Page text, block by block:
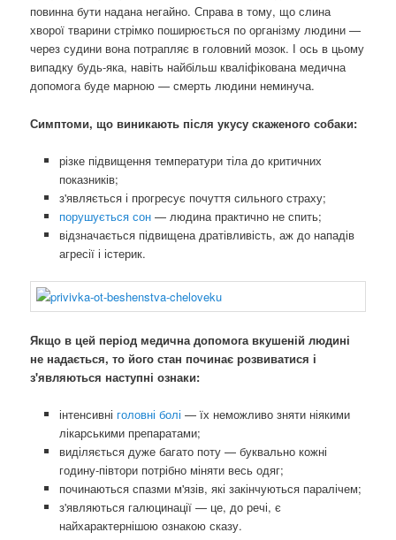
повинна бути надана негайно. Справа в тому, що слина
хворої тварини стрімко поширюється по організму людини —
через судини вона потрапляє в головний мозок. І ось в цьому
випадку будь-яка, навіть найбільш кваліфікована медична
допомога буде марною — смерть людини неминуча.
Симптоми, що виникають після укусу скаженого собаки:
різке підвищення температури тіла до критичних
показників;
з'являється і прогресує почуття сильного страху;
порушується сон — людина практично не спить;
відзначається підвищена дратівливість, аж до нападів
агресії і істерик.
Якщо в цей період медична допомога вкушеній людині
не надається, то його стан починає розвиватися і
з'являються наступні ознаки:
інтенсивні головні болі — їх неможливо зняти ніякими
лікарськими препаратами;
виділяється дуже багато поту — буквально кожні
годину-півтори потрібно міняти весь одяг;
починаються спазми м'язів, які закінчуються паралічем;
з'являються галюцинації — це, до речі, є
найхарактернішою ознакою сказу.